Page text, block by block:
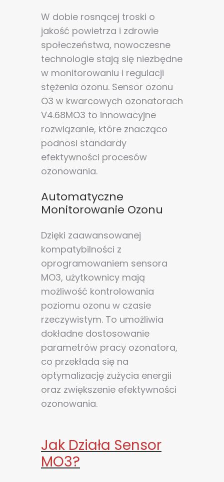
W dobie rosnącej troski o
jakość powietrza i zdrowie
społeczeństwa, nowoczesne
technologie stają się niezbędne
w monitorowaniu i regulacji
stężenia ozonu. Sensor ozonu
O3 w kwarcowych ozonatorach
V4.68MO3 to innowacyjne
rozwiązanie, które znacząco
podnosi standardy
efektywności procesów
ozonowania.
Automatyczne
Monitorowanie Ozonu
Dzięki zaawansowanej
kompatybilności z
oprogramowaniem sensora
MO3, użytkownicy mają
możliwość kontrolowania
poziomu ozonu w czasie
rzeczywistym. To umożliwia
dokładne dostosowanie
parametrów pracy ozonatora,
co przekłada się na
optymalizację zużycia energii
oraz zwiększenie efektywności
ozonowania.
Jak Działa Sensor
MO3?